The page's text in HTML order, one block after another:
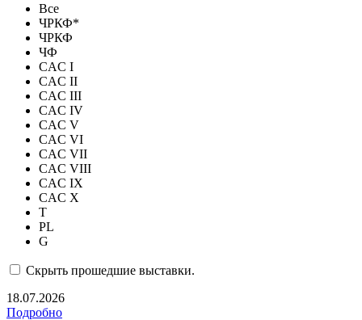
Все
ЧРКФ*
ЧРКФ
ЧФ
CAC I
CAC II
CAC III
CAC IV
CAC V
CAC VI
CAC VII
CAC VIII
CAC IX
CAC X
T
PL
G
Скрыть прошедшие выставки.
18.07.2026
Подробно